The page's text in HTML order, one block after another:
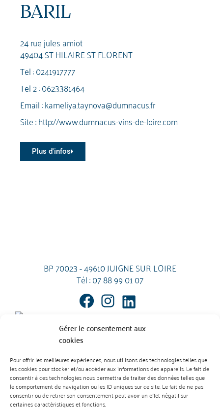
Gérer le consentement aux
cookies
Pour offrir les meilleures expériences, nous utilisons des technologies telles que
les cookies pour stocker et/ou accéder aux informations des appareils. Le fait de
consentir à ces technologies nous permettra de traiter des données telles que
le comportement de navigation ou les ID uniques sur ce site. Le fait de ne pas
consentir ou de retirer son consentement peut avoir un effet négatif sur
certaines caractéristiques et fonctions.
BARIL
24 rue jules amiot
49404 ST HILAIRE ST FLORENT
Tel :0241917777
Tel 2 :0623381464
Email :kameliya.taynova@dumnacus.fr
Site :http://www.dumnacus-vins-de-loire.com
Plus d'infos
BP 70023 - 49610 JUIGNE SUR LOIRE
Tél :07 88 99 01 07
Mentions Légales
L’abus d’alcool est dangereux pour la santé. À consommer avec
modération.
Règlement des vins
Règlement des produits cidricoles
Création : Agence Préambulles